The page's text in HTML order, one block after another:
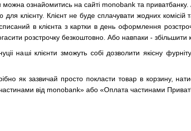
можна ознайомитись на сайті monobank та
клієнту. Клієнт не буде сплачувати жодних
в клієнта з картки в день оформлення
розстрочку безкоштовно. Або навпаки - збільшити
наші клієнти зможуть собі дозволити якісну
як зазвичай просто покласти товар в корзину,
від monobank» або «Оплата частинами